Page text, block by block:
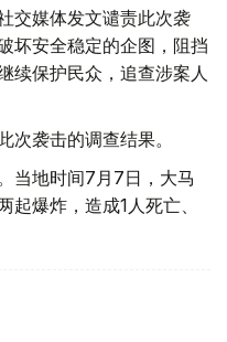
交媒体发文谴责此次袭
坏安全稳定的企图，阻挡
续保护民众，追查涉案人
次袭击的调查结果。
当地时间7月7日，大马
爆炸，造成1人死亡、